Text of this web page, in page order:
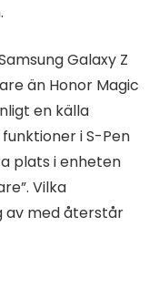
Galaxy Z
än Honor Magic
en källa
i S-Pen
plats i enheten
Vilka
av med återstår